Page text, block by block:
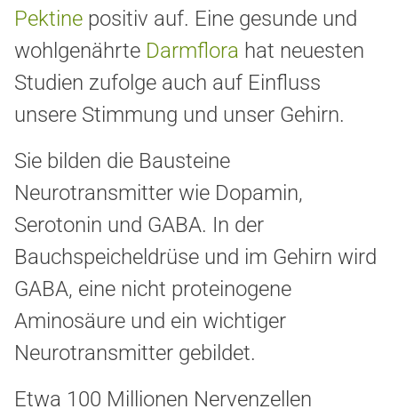
Pektine positiv auf. Eine gesunde und
wohlgenährte Darmflora hat neuesten
Studien zufolge auch auf Einfluss
unsere Stimmung und unser Gehirn.
Sie bilden die Bausteine
Neurotransmitter wie Dopamin,
Serotonin und GABA. In der
Bauchspeicheldrüse und im Gehirn wird
GABA, eine nicht proteinogene
Aminosäure und ein wichtiger
Neurotransmitter gebildet.
Etwa 100 Millionen Nervenzellen